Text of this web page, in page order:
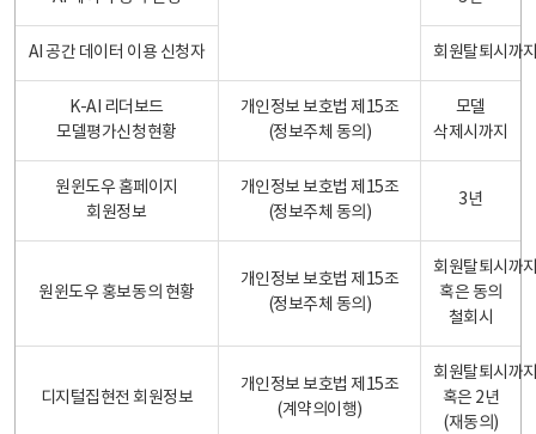
AI 공간 데이터 이용 신청자 회원탈퇴시까
K-AI 리더보드
모델평가신청현황
개인정보 보호법 제15조
(정보주체 동의)
모델
삭제시까지
원윈도우 홈페이지
회원정보
개인정보 보호법 제15조
(정보주체 동의)
3년
원윈도우 홍보동의 현황
개인정보 보호법 제15조
(정보주체 동의)
회원탈퇴시까
혹은 동의
철회시
디지털집현전 회원정보
개인정보 보호법 제15조
(계약의이행)
회원탈퇴시까
혹은 2년
(재동의)